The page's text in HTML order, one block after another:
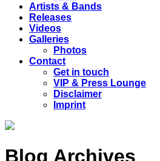
Artists & Bands
Releases
Videos
Galleries
Photos
Contact
Get in touch
VIP & Press Lounge
Disclaimer
Imprint
Blog Archives